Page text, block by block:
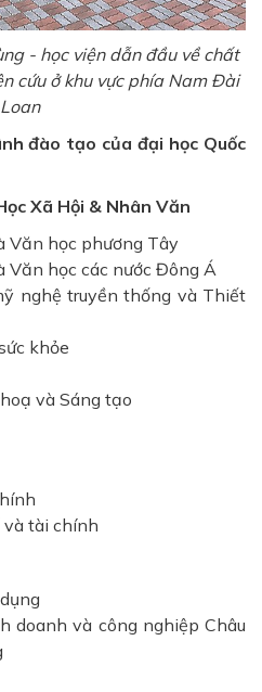
- học viện dẫn đầu về chất
cứu ở khu vực phía Nam Đài
Loan
đào tạo của đại học Quốc
Xã Hội & Nhân Văn
Văn học phương Tây
Văn học các nước Đông Á
nghệ truyền thống và Thiết
khỏe
và Sáng tạo
và tài chính
doanh và công nghiệp Châu